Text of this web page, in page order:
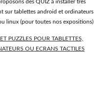
des QUIZ à installer très
sur tablettes android et ordinateurs
linux (pour toutes nos expositions)
PUZZLES POUR TABLETTES,
OU ECRANS TACTILES